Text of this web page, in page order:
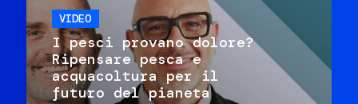
VIDEO
I pesci provano dolore?
Ripensare pesca e
acquacoltura per il
futuro del pianeta